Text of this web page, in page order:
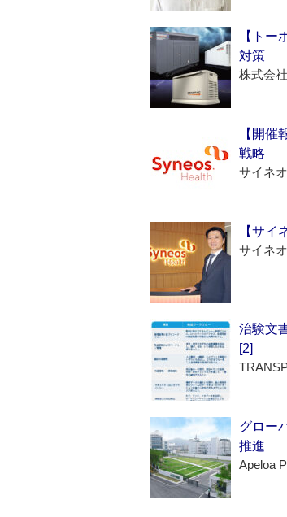
【ト
対策
株式会
【開
戦略
サイネ
【サ
サイネ
治験文
[2]
グロー
推進
Apeloa